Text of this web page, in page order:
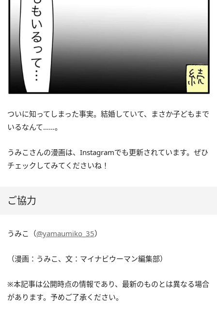
ついに知ってしまった事実。結婚していて、まさか子どもまで
いるなんて……。
うみこさんの漫画は、Instagramでも更新されています。ぜひ
チェックしてみてくださいね！
ご協力
うみこ（@yamaumiko_35）
（漫画：うみこ、文：マイナビウーマン編集部）
※本記事は公開時点の情報であり、最新のものとは異なる場合
があります。予めご了承ください。